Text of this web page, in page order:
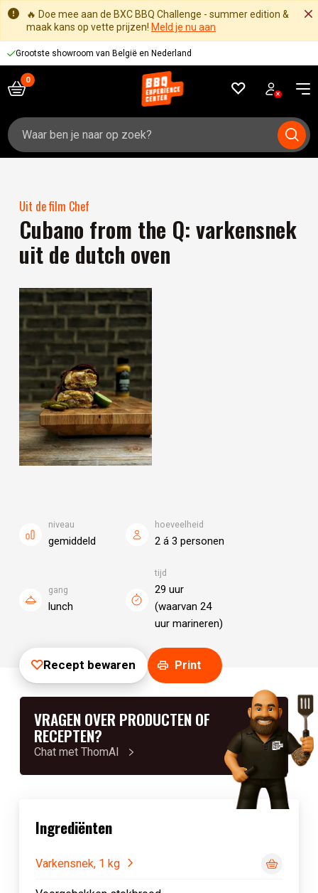
🔥 Doe mee aan de BXC BBQ Challenge - summer edition &
maak kans op vette prijzen! Meld je nu aan
Grootste showroom van België en Nederland
Zoeken
naar:
Uit de film Chef
Cubano from the Q: varkensnek
uit de dutch oven
niveau
gemiddeld
hoeveelheid
2 á 3 personen
gang
lunch
tijd
29 uur
(waarvan 24
uur marineren)
Recept bewaren Print
VRAGEN OVER PRODUCTEN OF
RECEPTEN?
Chat met ThomAI
Ingrediënten
Varkensnek, 1 kg